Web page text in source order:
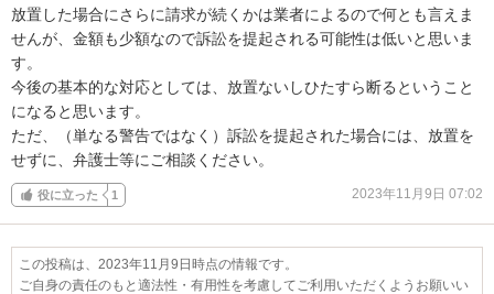
放置した場合にさらに請求が続くかは業者によるので何とも言えま
せんが、金額も少額なので訴訟を提起される可能性は低いと思いま
す。
今後の基本的な対応としては、放置ないしひたすら断るということ
になると思います。
ただ、（単なる警告ではなく）訴訟を提起された場合には、放置を
せずに、弁護士等にご相談ください。
役に立った 1 2023年11月9日 07:02
この投稿は、2023年11月9日時点の情報です。
ご自身の責任のもと適法性・有用性を考慮してご利用いただくようお願いい